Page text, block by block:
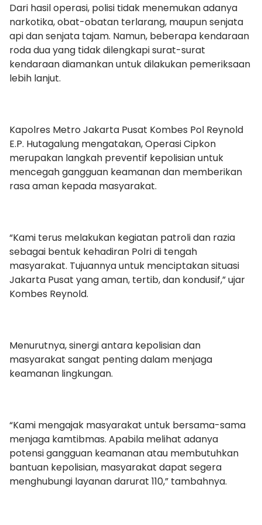
Dari hasil operasi, polisi tidak menemukan adanya
narkotika, obat-obatan terlarang, maupun senjata
api dan senjata tajam. Namun, beberapa kendaraan
roda dua yang tidak dilengkapi surat-surat
kendaraan diamankan untuk dilakukan pemeriksaan
lebih lanjut.
Kapolres Metro Jakarta Pusat Kombes Pol Reynold
E.P. Hutagalung mengatakan, Operasi Cipkon
merupakan langkah preventif kepolisian untuk
mencegah gangguan keamanan dan memberikan
rasa aman kepada masyarakat.
“Kami terus melakukan kegiatan patroli dan razia
sebagai bentuk kehadiran Polri di tengah
masyarakat. Tujuannya untuk menciptakan situasi
Jakarta Pusat yang aman, tertib, dan kondusif,” ujar
Kombes Reynold.
Menurutnya, sinergi antara kepolisian dan
masyarakat sangat penting dalam menjaga
keamanan lingkungan.
“Kami mengajak masyarakat untuk bersama-sama
menjaga kamtibmas. Apabila melihat adanya
potensi gangguan keamanan atau membutuhkan
bantuan kepolisian, masyarakat dapat segera
menghubungi layanan darurat 110,” tambahnya.